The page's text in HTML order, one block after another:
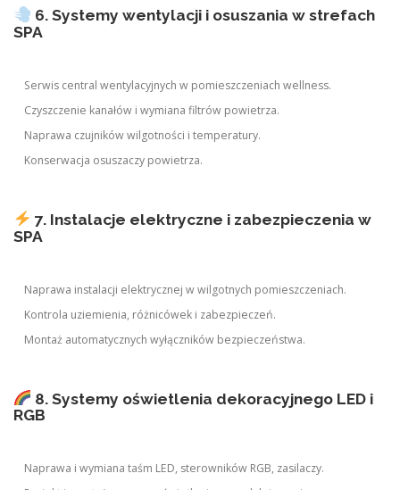
6. Systemy wentylacji i osuszania w strefach
SPA
Serwis central wentylacyjnych w pomieszczeniach wellness.
Czyszczenie kanałów i wymiana filtrów powietrza.
Naprawa czujników wilgotności i temperatury.
Konserwacja osuszaczy powietrza.
7. Instalacje elektryczne i zabezpieczenia w
SPA
Naprawa instalacji elektrycznej w wilgotnych pomieszczeniach.
Kontrola uziemienia, różnicówek i zabezpieczeń.
Montaż automatycznych wyłączników bezpieczeństwa.
8. Systemy oświetlenia dekoracyjnego LED i
RGB
Naprawa i wymiana taśm LED, sterowników RGB, zasilaczy.